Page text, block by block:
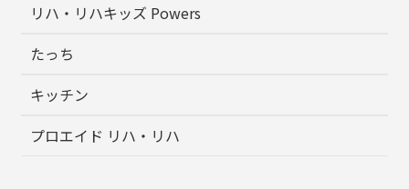
リハ・リハキッズ Powers
たっち
キッチン
プロエイド リハ・リハ